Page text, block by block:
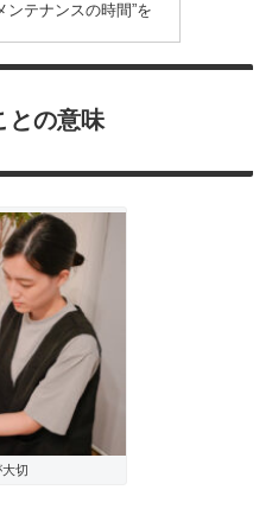
テナンスの時間”を
の意味
切